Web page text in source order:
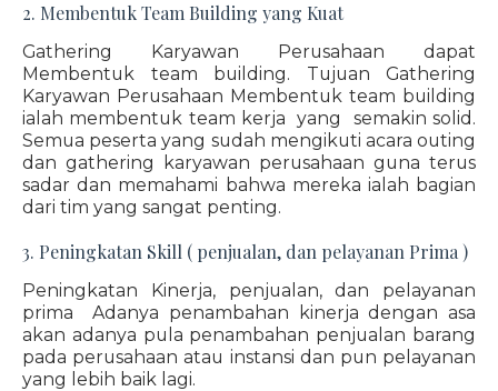
2. Membentuk Team Building yang Kuat
Gathering Karyawan Perusahaan dapat
Membentuk team building. Tujuan Gathering
Karyawan Perusahaan Membentuk team building
ialah membentuk team kerja yang semakin solid.
Semua peserta yang sudah mengikuti acara outing
dan gathering karyawan perusahaan guna terus
sadar dan memahami bahwa mereka ialah bagian
dari tim yang sangat penting.
3. Peningkatan Skill ( penjualan, dan pelayanan Prima )
Peningkatan Kinerja, penjualan, dan pelayanan
prima Adanya penambahan kinerja dengan asa
akan adanya pula penambahan penjualan barang
pada perusahaan atau instansi dan pun pelayanan
yang lebih baik lagi.